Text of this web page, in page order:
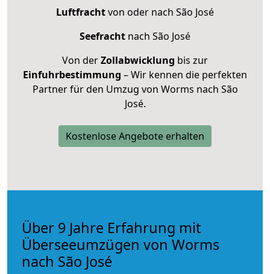
Luftfrachtvon oder nach São José
Seefracht nach São José
Von derZollabwicklung bis zur
Einfuhrbestimmung – Wir kennen die perfekten
Partner für den Umzug von Worms nach São
José.
Kostenlose Angebote erhalten
Über 9 Jahre Erfahrung mit
Überseeumzügen von Worms
nach São José